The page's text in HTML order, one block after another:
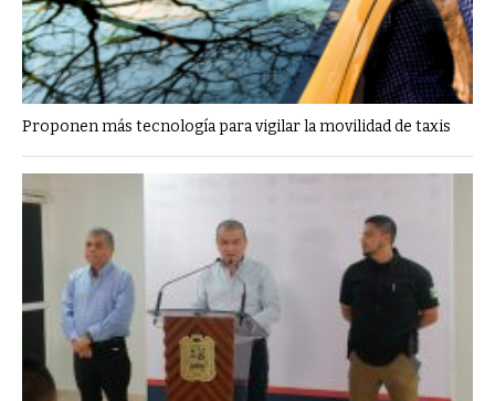
Proponen más tecnología para vigilar la movilidad de taxis